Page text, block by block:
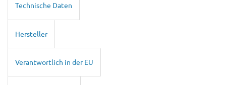
Technische Daten
Hersteller
Verantwortlich in der EU